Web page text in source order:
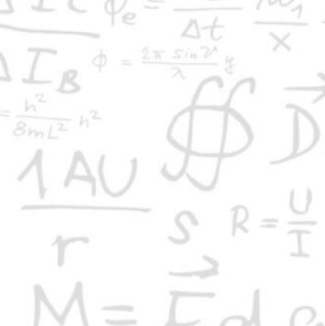
Η καμήλα και οι
Ένας μανάβης θέλει να
3000 μπανάνες, η οποία
μακριά. Το μόνο μεταφορικό
μια καμήλα λίγο